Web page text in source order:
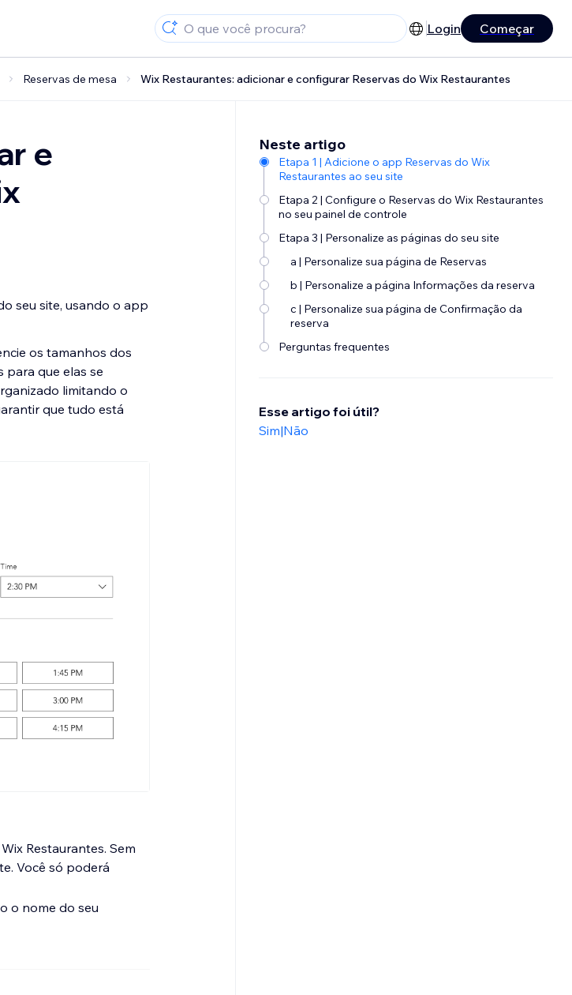
Login Começar
Reservas de mesa Wix Restaurantes: adicionar e configurar Reservas do Wix Restaurantes
e
seu site, usando o app
os tamanhos dos
para que elas se
limitando o
que tudo está
Restaurantes. Sem
Você só poderá
o nome do seu
Neste artigo
Etapa 1 | Adicione o app Reservas do Wix
Restaurantes ao seu site
Etapa 2 | Configure o Reservas do Wix Restaurantes
no seu painel de controle
Etapa 3 | Personalize as páginas do seu site
a | Personalize sua página de Reservas
b | Personalize a página Informações da reserva
c | Personalize sua página de Confirmação da
reserva
Perguntas frequentes
Esse artigo foi útil?
Sim|Não